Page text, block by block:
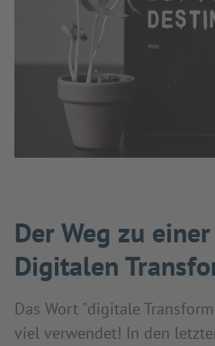
Der Weg zu
Digitalen
Das Wort "digitale
viel verwendet! In den